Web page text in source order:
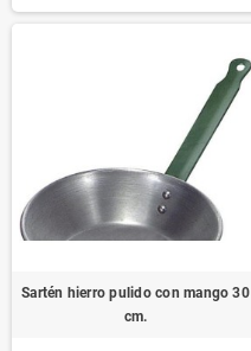
Sartén hierro pulido con mango 30
cm.